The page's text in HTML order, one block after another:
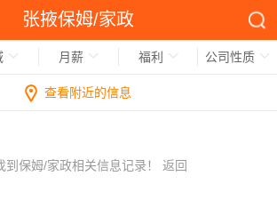
张掖保姆/家政
月薪 福利 公司性质
查看附近的信息
到保姆/家政相关信息记录！ 返回